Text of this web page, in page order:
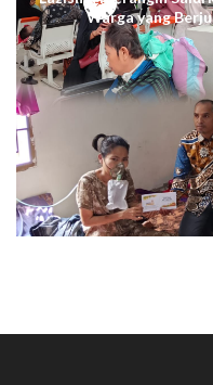
Warga yang